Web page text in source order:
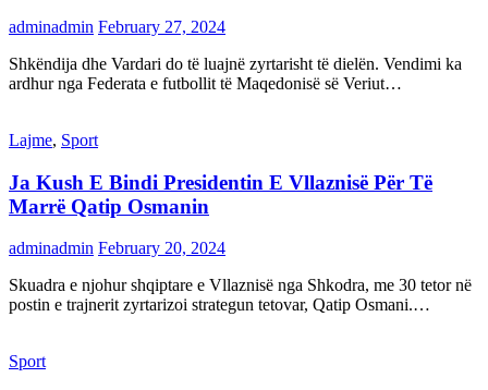
adminadmin February 27, 2024
Shkëndija dhe Vardari do të luajnë zyrtarisht të dielën. Vendimi ka
ardhur nga Federata e futbollit të Maqedonisë së Veriut…
Lajme, Sport
Ja Kush E Bindi Presidentin E Vllaznisë Për Të
Marrë Qatip Osmanin
adminadmin February 20, 2024
Skuadra e njohur shqiptare e Vllaznisë nga Shkodra, me 30 tetor në
postin e trajnerit zyrtarizoi strategun tetovar, Qatip Osmani.…
Sport